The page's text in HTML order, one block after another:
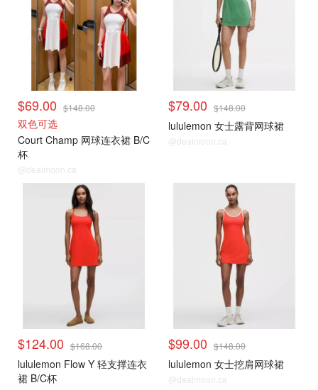
$69.00 $148.00
双色可选
Court Champ 网球连衣裙 B/C
杯
@dealmoon.ca
$79.00 $148.00
lululemon 女士露背网球裙
@dealmoon.ca
$124.00 $168.00
lululemon Flow Y 轻支撑连衣
裙 B/C杯
$99.00 $148.00
lululemon 女士挖肩网球裙
@dealmoon.ca